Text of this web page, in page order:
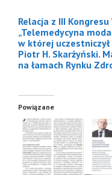
Relacja z III
„Telemedycyna
w której
Piotr H. Skarżyński.
na łamach Rynku
Powiązane